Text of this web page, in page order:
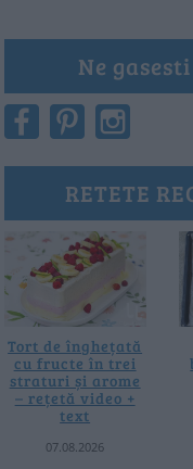
Ne
RETETE
Tort de înghețată
cu fructe în trei
straturi și arome
– rețetă video +
text
07.08.2026